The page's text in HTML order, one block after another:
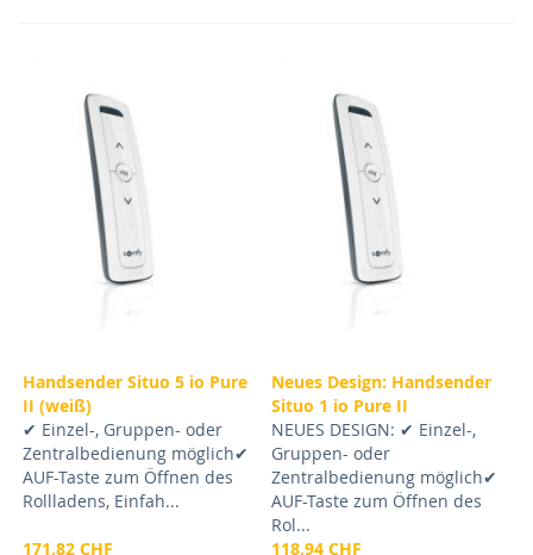
Handsender Situo 5 io Pure
II (weiß)
✔ Einzel-, Gruppen- oder
Zentralbedienung möglich✔
AUF-Taste zum Öffnen des
Rollladens, Einfah...
171,82 CHF
Neues Design: Handsender
Situo 1 io Pure II
NEUES DESIGN: ✔ Einzel-,
Gruppen- oder
Zentralbedienung möglich✔
AUF-Taste zum Öffnen des
Rol...
118,94 CHF